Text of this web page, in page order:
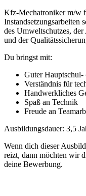
Kfz-Mechatroniker m/w
Instandsetzungsarbeiten
des Umweltschutzes,
und der
Du bringst mit:
Guter Hauptschul-
Verständnis für
Handwerkliches
Spaß an Technik
Freude an
Ausbildungsdauer: 3,5
Wenn dich dieser
reizt, dann möchten wir
deine Bewerbung.